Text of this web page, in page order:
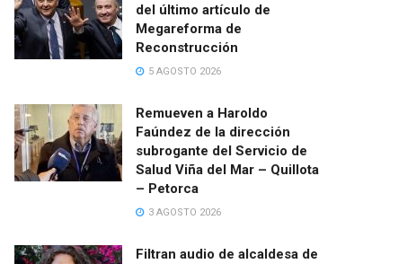
del último artículo de
Megareforma de
Reconstrucción
5 AGOSTO 2026
Remueven a Haroldo
Faúndez de la dirección
subrogante del Servicio de
Salud Viña del Mar – Quillota
– Petorca
3 AGOSTO 2026
Filtran audio de alcaldesa de